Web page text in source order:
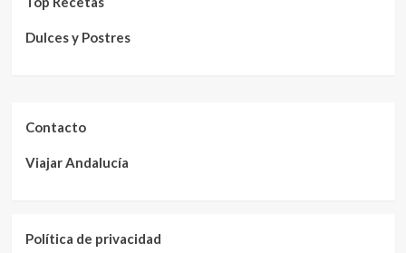
Dulces y Postres
Contacto
Viajar Andalucía
Política de privacidad